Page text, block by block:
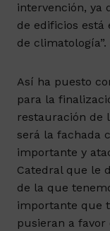
intervención, ya
de edificios
de climatología”.
Así ha puesto
para la
restauración de
será la fachada
importante y
Catedral que le
de la que
importante que
pusieran a favor